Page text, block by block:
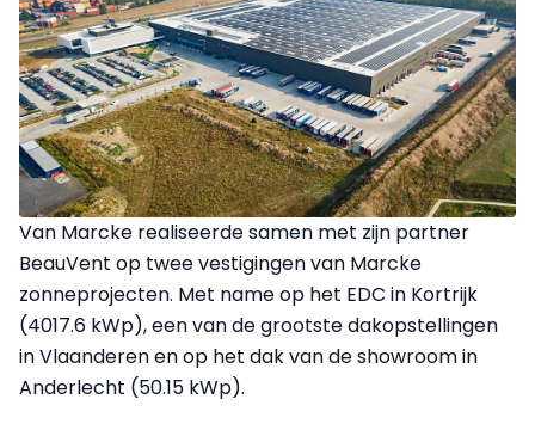
Van Marcke realiseerde samen met zijn partner
BeauVent op twee vestigingen van Marcke
zonneprojecten. Met name op het EDC in Kortrijk
(4017.6 kWp), een van de grootste dakopstellingen
in Vlaanderen en op het dak van de showroom in
Anderlecht (50.15 kWp).